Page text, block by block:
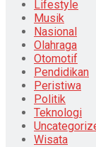
Lifestyle
Musik
Nasional
Olahraga
Otomotif
Pendidikan
Peristiwa
Politik
Teknologi
Wisata